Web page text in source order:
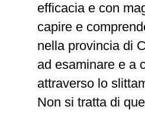
efficacia e con
capire e
nella provincia di
ad esaminare e a
attraverso lo
Non si tratta di